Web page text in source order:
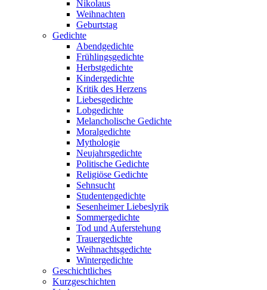
Nikolaus
Weihnachten
Geburtstag
Gedichte
Abendgedichte
Frühlingsgedichte
Herbstgedichte
Kindergedichte
Kritik des Herzens
Liebesgedichte
Lobgedichte
Melancholische Gedichte
Moralgedichte
Mythologie
Neujahrsgedichte
Politische Gedichte
Religiöse Gedichte
Sehnsucht
Studentengedichte
Sesenheimer Liebeslyrik
Sommergedichte
Tod und Auferstehung
Trauergedichte
Weihnachtsgedichte
Wintergedichte
Geschichtliches
Kurzgeschichten